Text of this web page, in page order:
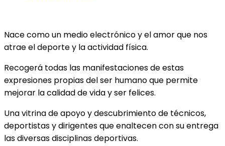
Nace como un medio electrónico y el amor que nos
atrae el deporte y la actividad física.
Recogerá todas las manifestaciones de estas
expresiones propias del ser humano que permite
mejorar la calidad de vida y ser felices.
Una vitrina de apoyo y descubrimiento de técnicos,
deportistas y dirigentes que enaltecen con su entrega
las diversas disciplinas deportivas.